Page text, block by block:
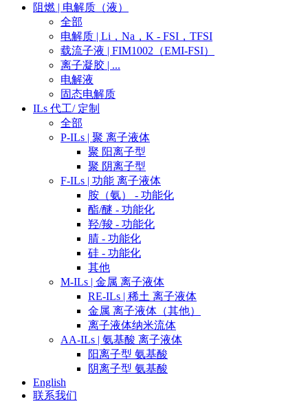
阻燃 | 电解质（液）
全部
电解质 | Li，Na，K - FSI，TFSI
载流子液 | FIM1002（EMI-FSI）
离子凝胶 | ...
电解液
固态电解质
ILs 代工/ 定制
全部
P-ILs | 聚 离子液体
聚 阳离子型
聚 阴离子型
F-ILs | 功能 离子液体
胺（氨） - 功能化
酯/醚 - 功能化
羟/羧 - 功能化
腈 - 功能化
硅 - 功能化
其他
M-ILs | 金属 离子液体
RE-ILs | 稀土 离子液体
金属 离子液体（其他）
离子液体纳米流体
AA-ILs | 氨基酸 离子液体
阳离子型 氨基酸
阴离子型 氨基酸
English
联系我们